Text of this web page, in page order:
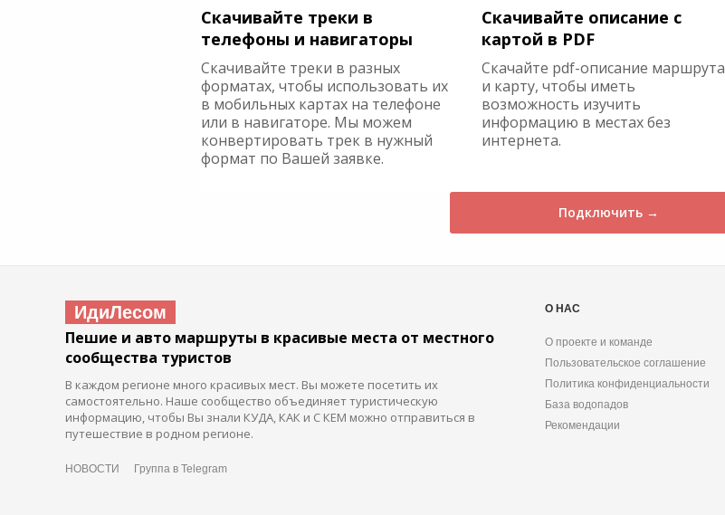
Скачивайте треки в
телефоны и навигаторы
Скачивайте треки в разных
форматах, чтобы использовать их
в мобильных картах на телефоне
или в навигаторе. Мы можем
конвертировать трек в нужный
формат по Вашей заявке.
Скачивайте описание с
картой в PDF
Скачайте pdf-описание маршрута
и карту, чтобы иметь
возможность изучить
информацию в местах без
интернета.
Подключить →
ИдиЛесом
Пешие и авто маршруты в красивые места от местного
сообщества туристов
В каждом регионе много красивых мест. Вы можете посетить их
самостоятельно. Наше сообщество объединяет туристическую
информацию, чтобы Вы знали КУДА, КАК и С КЕМ можно отправиться в
путешествие в родном регионе.
НОВОСТИ Группа в Telegram
О НАС
О проекте и команде
Пользовательское соглашение
Политика конфиденциальности
База водопадов
Рекомендации